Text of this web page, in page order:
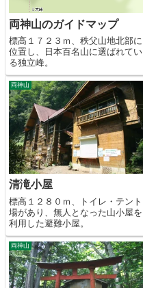
両神山のガイドマップ
標高１７２３ｍ、秩父山地北部に
位置し、日本百名山に選ばれてい
る独立峰。
両神山
清滝小屋
標高１２８０ｍ、トイレ・テント
場があり、無人となった山小屋を
利用した避難小屋。
両神山